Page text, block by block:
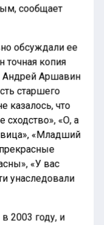
сообщает
обсуждали ее
точная копия
Андрей Аршавин
старшего
казалось, что
сходство», «О, а
«Младший
«У вас
унаследовали
2003 году, и